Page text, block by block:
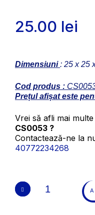
25.00 lei
Dimensiuni : 25 x 25
Cod produs :
Prețul afișat este
Vrei să afli mai
CS0053 ?
Contactează-ne la
40772234268